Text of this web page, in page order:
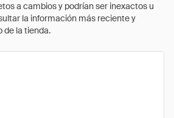
a cambios y podrían ser inexactos u
la información más reciente y
de la tienda.